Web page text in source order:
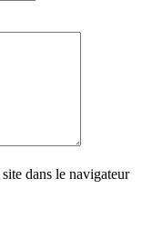
dans le navigateur